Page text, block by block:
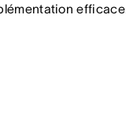
efficace.